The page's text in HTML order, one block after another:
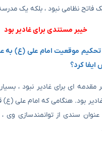
فاتح نظامی نبود ، بلکه یک
خیبر مستندی برای غادیر بود
تحکیم موقعیت امام علی (ع) به
کرد؟
مقدمه ای برای غادیر نبود ،
بود. هنگامی که امام علی (ع)
عنوان سندی از توانمندسازی وی